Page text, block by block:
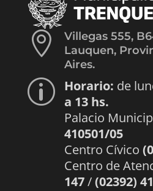

Villegas 555,
Lauquen,
Aires.
p Horario: de
a 13 hs.
Palacio
410501/05
Centro Cívico
Centro de
147/(02392)